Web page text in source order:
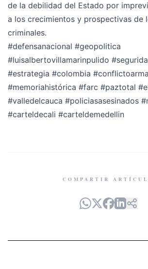
de la debilidad del Estado por
a los crecimientos y prospectivas de
criminales.
#defensanacional #geopolitica
#luisalbertovillamarinpulido
#estrategia #colombia
#memoriahistórica #farc #paztotal
#valledelcauca #policiasasesinados
#carteldecali #carteldemedellin
COMPARTIR